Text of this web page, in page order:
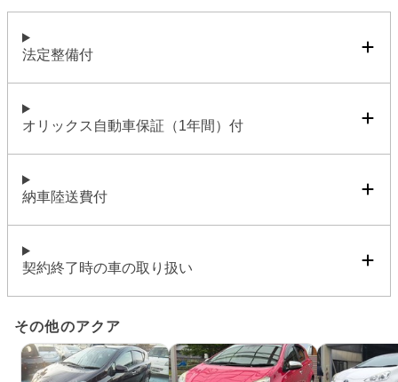
法定整備付
オリックス自動車保証（1年間）付
納車陸送費付
契約終了時の車の取り扱い
その他のアクア